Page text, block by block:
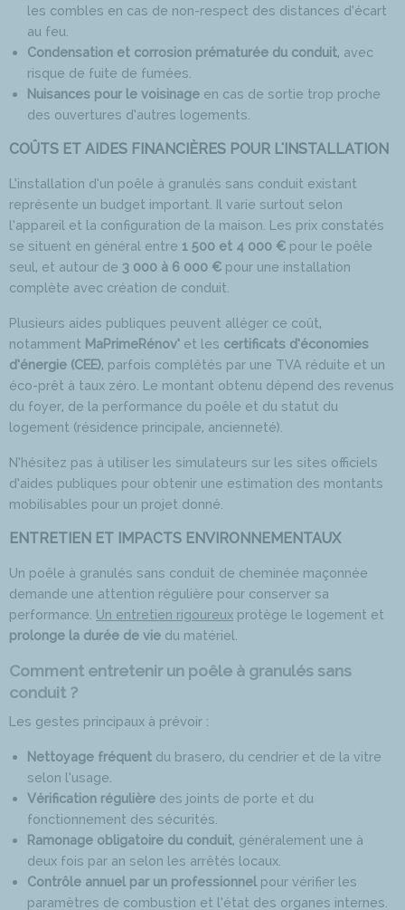
les combles en cas de non-respect des distances d’écart
au feu.​​
Condensation et corrosion prématurée du conduit, avec
risque de fuite de fumées.
Nuisances pour le voisinage en cas de sortie trop proche
des ouvertures d’autres logements.
COÛTS ET AIDES FINANCIÈRES POUR L'INSTALLATION
L’installation d’un poêle à granulés sans conduit existant
représente un budget important. Il varie surtout selon
l’appareil et la configuration de la maison. Les prix constatés
se situent en général entre 1 500 et 4 000 € pour le poêle
seul, et autour de 3 000 à 6 000 € pour une installation
complète avec création de conduit.
Plusieurs aides publiques peuvent alléger ce coût,
notamment MaPrimeRénov’ et les certificats d’économies
d’énergie (CEE), parfois complétés par une TVA réduite et un
éco-prêt à taux zéro. Le montant obtenu dépend des revenus
du foyer, de la performance du poêle et du statut du
logement (résidence principale, ancienneté).
N’hésitez pas à utiliser les simulateurs sur les sites officiels
d’aides publiques pour obtenir une estimation des montants
mobilisables pour un projet donné.
ENTRETIEN ET IMPACTS ENVIRONNEMENTAUX
Un poêle à granulés sans conduit de cheminée maçonnée
demande une attention régulière pour conserver sa
performance. Un entretien rigoureux protège le logement et
prolonge la durée de vie du matériel.
Comment entretenir un poêle à granulés sans
conduit ?
Les gestes principaux à prévoir :
Nettoyage fréquent du brasero, du cendrier et de la vitre
selon l’usage.
Vérification régulière des joints de porte et du
fonctionnement des sécurités.
Ramonage obligatoire du conduit, généralement une à
deux fois par an selon les arrêtés locaux.
Contrôle annuel par un professionnel pour vérifier les
paramètres de combustion et l’état des organes internes.